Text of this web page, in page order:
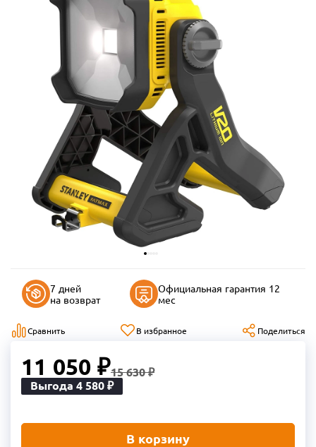
7 дней
на возврат
Официальная гарантия 12
мес
Сравнить В избранное Поделиться
11 050 ₽15 630 ₽
Выгода 4 580 ₽
В корзину